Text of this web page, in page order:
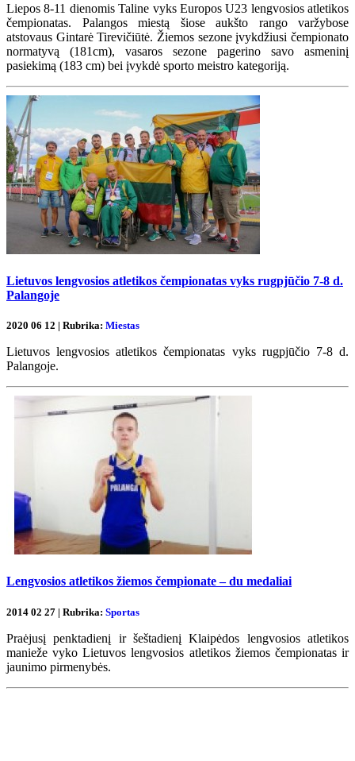
Liepos 8-11 dienomis Taline vyks Europos U23 lengvosios atletikos
čempionatas. Palangos miestą šiose aukšto rango varžybose
atstovaus Gintarė Tirevičiūtė. Žiemos sezone įvykdžiusi čempionato
normatyvą (181cm), vasaros sezone pagerino savo asmeninį
pasiekimą (183 cm) bei įvykdė sporto meistro kategoriją.
Lietuvos lengvosios atletikos čempionatas vyks rugpjūčio 7-8 d.
Palangoje
2020 06 12 | Rubrika: Miestas
Lietuvos lengvosios atletikos čempionatas vyks rugpjūčio 7-8 d.
Palangoje.
Lengvosios atletikos žiemos čempionate – du medaliai
2014 02 27 | Rubrika: Sportas
Praėjusį penktadienį ir šeštadienį Klaipėdos lengvosios atletikos
manieže vyko Lietuvos lengvosios atletikos žiemos čempionatas ir
jaunimo pirmenybės.